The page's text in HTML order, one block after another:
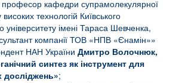
кафедри супрамолекулярної
високих технологій Київського
університету імені Тараса Шевченка,
компанії ТОВ «НПВ «Єнамін»»
НАН України Дмитро Волочнюк,
синтез як інструмент для
досліджень»;